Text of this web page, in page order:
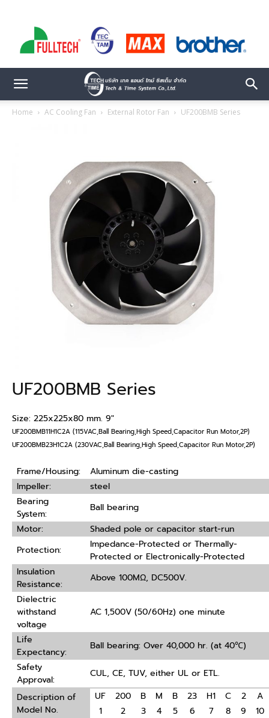
Home AC Cooling Fan External Rotor Fan UF200BMB Series
UF200BMB Series
Size: 225x225x80 mm. 9″
UF200BMB11H1C2A (115VAC,Ball Bearing,High Speed,Capacitor Run Motor,2P)
UF200BMB23H1C2A (230VAC,Ball Bearing,High Speed,Capacitor Run Motor,2P)
Frame/Housing:
Aluminum die-casting
Impeller:
steel
Bearing
System:
Ball bearing
Motor:
Shaded pole or capacitor start-run
Protection:
Impedance-Protected or Thermally-
Protected or Electronically-Protected
Insulation
Resistance:
Above 100MΩ, DC500V.
Dielectric
withstand
voltage
AC 1,500V (50/60Hz) one minute
Life
Expectancy:
Ball bearing: Over 40,000 hr. (at 40℃)
Safety
Approval:
CUL, CE, TUV, either UL or ETL.
Description of
Model No.
UF 200 B M B 23 H1 C 2
A
1
2 3 4 5 6 7 8 9 10